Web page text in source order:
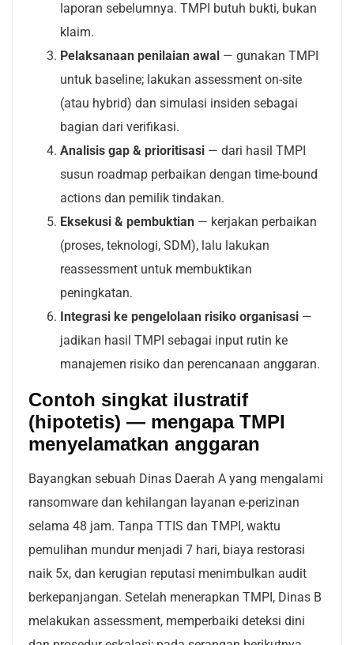
laporan sebelumnya. TMPI butuh bukti, bukan
klaim.
Pelaksanaan penilaian awal — gunakan TMPI
untuk baseline; lakukan assessment on-site
(atau hybrid) dan simulasi insiden sebagai
bagian dari verifikasi.
Analisis gap & prioritisasi — dari hasil TMPI
susun roadmap perbaikan dengan time-bound
actions dan pemilik tindakan.
Eksekusi & pembuktian — kerjakan perbaikan
(proses, teknologi, SDM), lalu lakukan
reassessment untuk membuktikan
peningkatan.
Integrasi ke pengelolaan risiko organisasi —
jadikan hasil TMPI sebagai input rutin ke
manajemen risiko dan perencanaan anggaran.
Contoh singkat ilustratif
(hipotetis) — mengapa TMPI
menyelamatkan anggaran
Bayangkan sebuah Dinas Daerah A yang mengalami
ransomware dan kehilangan layanan e-perizinan
selama 48 jam. Tanpa TTIS dan TMPI, waktu
pemulihan mundur menjadi 7 hari, biaya restorasi
naik 5x, dan kerugian reputasi menimbulkan audit
berkepanjangan. Setelah menerapkan TMPI, Dinas B
melakukan assessment, memperbaiki deteksi dini